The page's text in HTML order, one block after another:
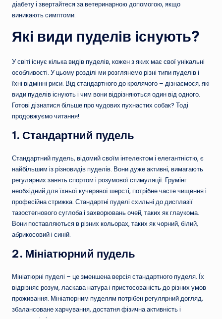
діабету і звертайтеся за ветеринарною допомогою, якщо
виникають симптоми.
Які види пуделів існують?
У світі існує кілька видів пуделів, кожен з яких має свої унікальні
особливості. У цьому розділі ми розглянемо різні типи пуделів і
їхні відмінні риси. Від стандартного до кролячого – дізнаємося, які
види пуделів існують і чим вони відрізняються один від одного.
Готові дізнатися більше про чудових пухнастих собак? Тоді
продовжуємо читання!
1. Стандартний пудель
Стандартний пудель, відомий своїм інтелектом і елегантністю, є
найбільшим із різновидів пуделів. Вони дуже активні, вимагають
регулярних занять спортом і розумової стимуляції. Грумінг
необхідний для їхньої кучерявої шерсті, потрібне часте чищення і
професійна стрижка. Стандартні пуделі схильні до дисплазії
тазостегнового суглоба і захворювань очей, таких як глаукома.
Вони поставляються в різних кольорах, таких як чорний, білий,
абрикосовий і синій.
2. Мініатюрний пудель
Мініатюрні пуделі – це зменшена версія стандартного пуделя. Їх
відрізняє розум, ласкава натура і пристосованість до різних умов
проживання. Мініатюрним пуделям потрібен регулярний догляд,
збалансоване харчування, достатня фізична активність і